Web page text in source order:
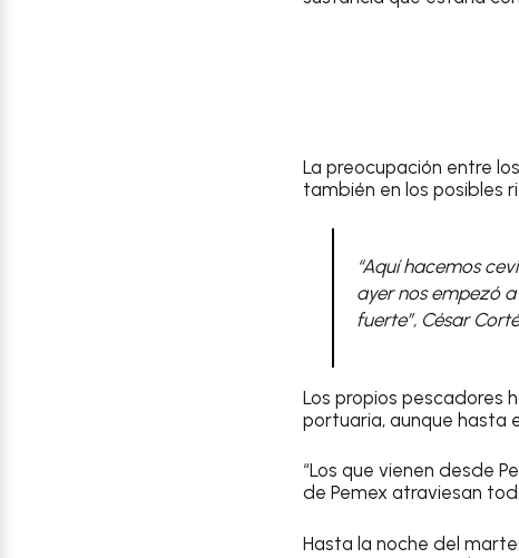
La preocupación entre
también en los posibles
“Aquí hacemos
ayer nos empezó
fuerte”, César
Los propios pescadores
portuaria, aunque hasta
“Los que vienen desde
de Pemex atraviesan
Hasta la noche del